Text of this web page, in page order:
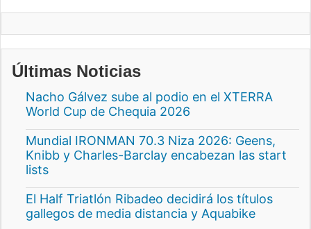
Últimas Noticias
Nacho Gálvez sube al podio en el XTERRA
World Cup de Chequia 2026
Mundial IRONMAN 70.3 Niza 2026: Geens,
Knibb y Charles-Barclay encabezan las start
lists
El Half Triatlón Ribadeo decidirá los títulos
gallegos de media distancia y Aquabike